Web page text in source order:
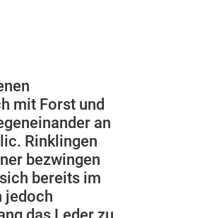
mit Forst und
an
Rinklingen
bezwingen
bereits im
jedoch